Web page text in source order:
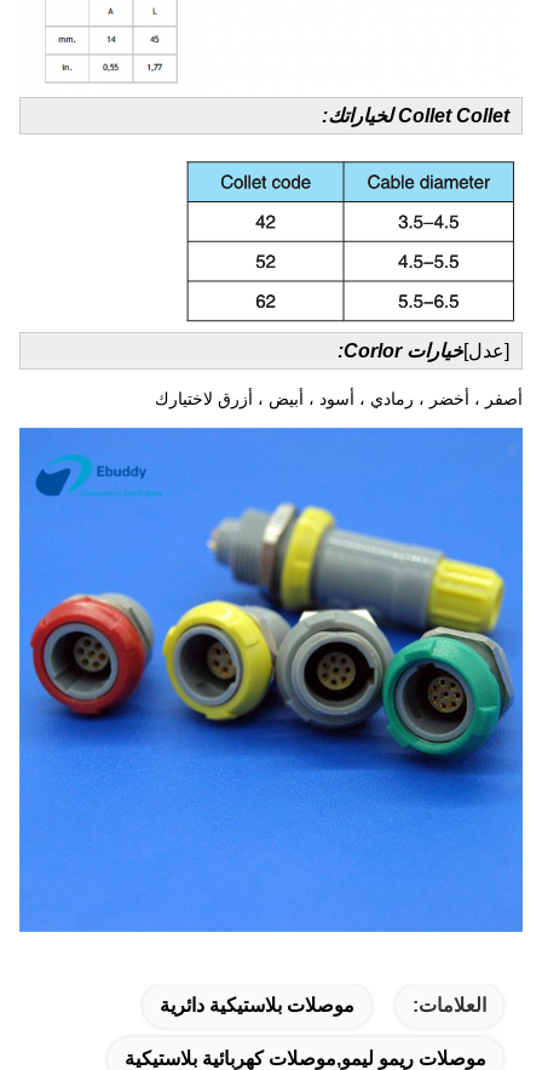
Collet Collet لخياراتك:
[عدل]خيارات Corlor:
أصفر ، أخضر ، رمادي ، أسود ، أبيض ، أزرق لاختيارك
العلامات: موصلات بلاستيكية دائرية
موصلات ريمو ليمو,موصلات كهربائية بلاستيكية